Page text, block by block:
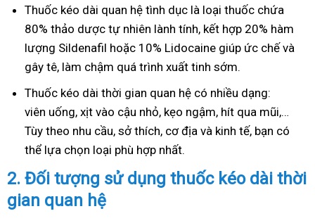
Thuốc kéo dài quan hệ tình dục là loại thuốc chứa
80% thảo dược tự nhiên lành tính, kết hợp 20% hàm
lượng Sildenafil hoặc 10% Lidocaine giúp ức chế và
gây tê, làm chậm quá trình xuất tinh sớm.
Thuốc kéo dài thời gian quan hệ có nhiều dạng:
viên uống, xịt vào cậu nhỏ, kẹo ngậm, hít qua mũi,…
Tùy theo nhu cầu, sở thích, cơ địa và kinh tế, bạn có
thể lựa chọn loại phù hợp nhất.
2. Đối tượng sử dụng thuốc kéo dài thời
gian quan hệ